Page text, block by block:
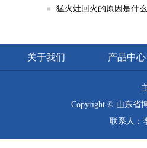
猛火灶回火的原因是什
关于我们 产品中心
Copyright © 山东省
联系人：